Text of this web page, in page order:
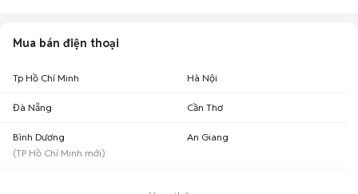
Mua bán điện thoại
Tp Hồ Chí Minh Hà Nội
Đà Nẵng Cần Thơ
Bình Dương
(TP Hồ Chí Minh mới)
An Giang